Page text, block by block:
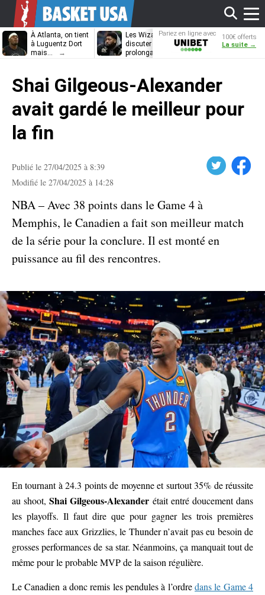
À Atlanta, on tient
à Luguentz Dort
mais…
Les Wizards vont
discuter
prolongation avec
Dennis
découvrira-t-il
Pariez en ligne avec
Unibet
100€ offerts
La suite →
Shai Gilgeous-Alexander
avait gardé le meilleur pour
la fin
Publié le 27/04/2025 à 8:39
Modifié le 27/04/2025 à 14:28
Facebook
NBA – Avec 38 points dans le Game 4 à
Memphis, le Canadien a fait son meilleur match
de la série pour la conclure. Il est monté en
puissance au fil des rencontres.
En tournant à 24.3 points de moyenne et surtout 35% de réussite
au shoot,Shai Gilgeous-Alexander était entré doucement dans
les playoffs. Il faut dire que pour gagner les trois premières
manches face aux Grizzlies, le Thunder n’avait pas eu besoin de
grosses performances de sa star. Néanmoins, ça manquait tout de
même pour le probable MVP de la saison régulière.
Le Canadien a donc remis les pendules à l’ordredans le Game 4